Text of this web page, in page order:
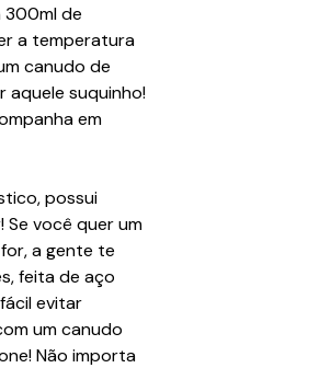
300ml de
a temperatura
canudo de
aquele suquinho!
em
possui
Se você quer um
a gente te
feita de aço
evitar
um canudo
Não importa